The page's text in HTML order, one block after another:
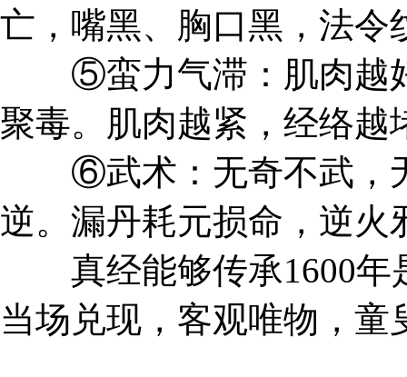
亡，嘴黑、胸口黑，法令
⑤蛮力气滞：肌肉越好
聚毒。肌肉越紧，经络越
⑥武术：无奇不武，无
逆。漏丹耗元损命，逆火
真经能够传承1600年
当场兑现，客观唯物，童